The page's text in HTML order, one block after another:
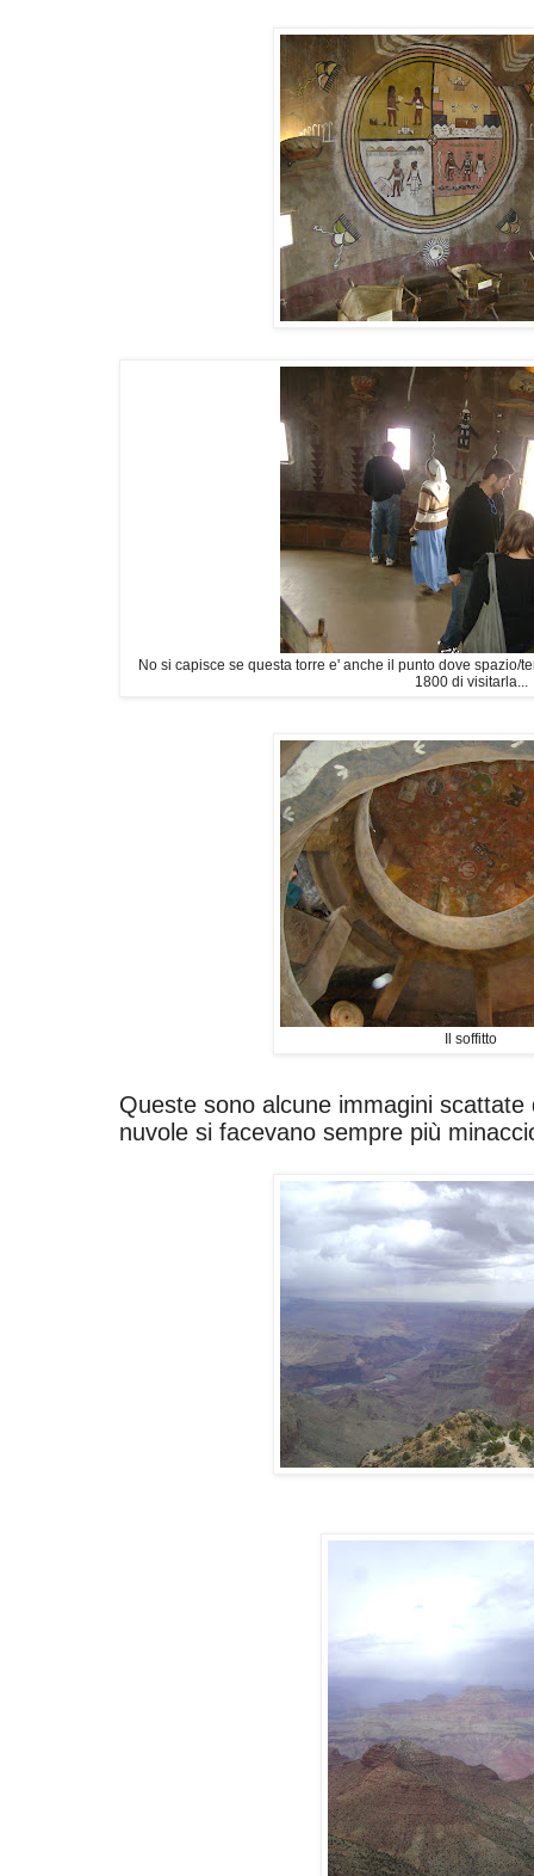
No si capisce se questa torre e' anche il punto dove spazio/
1800 di visitarla...
Il soffitto
Queste sono alcune immagini
nuvole si facevano sempre più